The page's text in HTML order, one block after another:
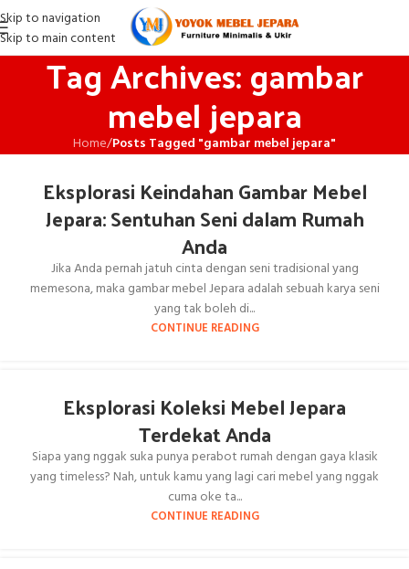
Skip to navigation
Skip to main content
Tag Archives: gambar
mebel jepara
Home/Posts Tagged "gambar mebel jepara"
Eksplorasi Keindahan Gambar Mebel
Jepara: Sentuhan Seni dalam Rumah
Anda
Jika Anda pernah jatuh cinta dengan seni tradisional yang
memesona, maka gambar mebel Jepara adalah sebuah karya seni
yang tak boleh di...
CONTINUE READING
Eksplorasi Koleksi Mebel Jepara
Terdekat Anda
Siapa yang nggak suka punya perabot rumah dengan gaya klasik
yang timeless? Nah, untuk kamu yang lagi cari mebel yang nggak
cuma oke ta...
CONTINUE READING